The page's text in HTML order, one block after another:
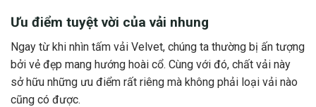
Ưu điểm tuyệt vời của vải nhung
Ngay từ khi nhìn tấm vải Velvet, chúng ta thường bị ấn tượng
bởi vẻ đẹp mang hướng hoài cổ. Cùng với đó, chất vải này
sở hữu những ưu điểm rất riêng mà không phải loại vải nào
cũng có được.